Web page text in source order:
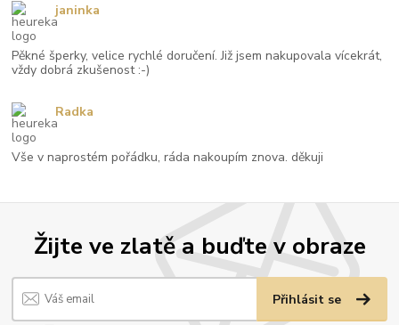
Žijte ve zlatě a buďte v obraze
Přihlásit se
Pěkné šperky, velice rychlé doručení. Již jsem nakupovala vícekrát,
vždy dobrá zkušenost :-)
janinka
Vše v naprostém pořádku, ráda nakoupím znova. děkuji
Radka